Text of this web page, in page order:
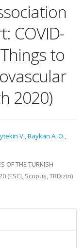
COVID-
to
2020)
V.,Baykan A. O.,
OF THE TURKISH
(ESCI, Scopus, TRDizin)